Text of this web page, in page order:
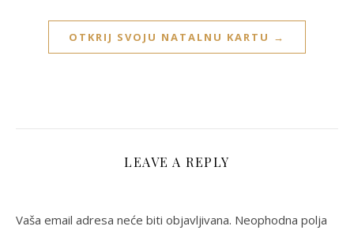
OTKRIJ SVOJU NATALNU KARTU →
LEAVE A REPLY
Vaša email adresa neće biti objavljivana. Neophodna polja